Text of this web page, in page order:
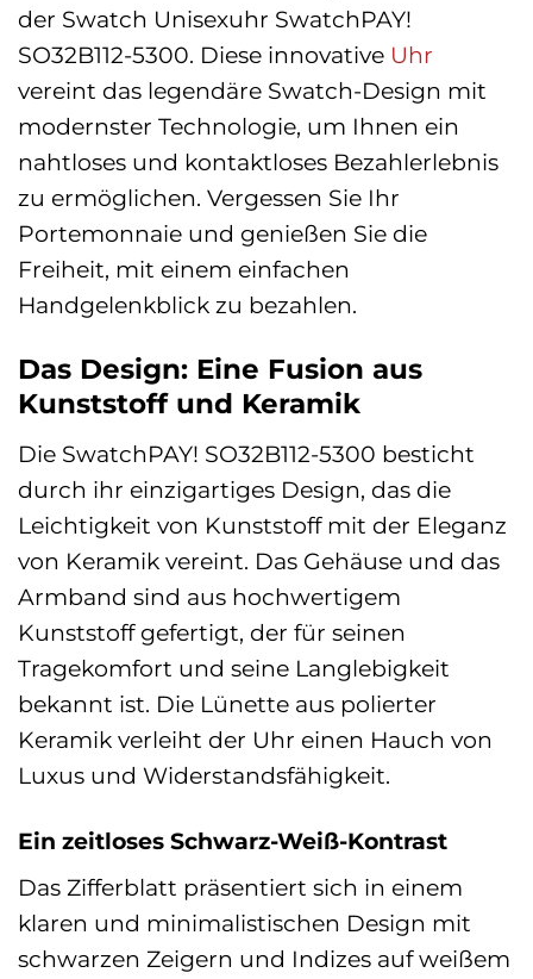
der Swatch Unisexuhr SwatchPAY!
SO32B112-5300. Diese innovative Uhr
vereint das legendäre Swatch-Design mit
modernster Technologie, um Ihnen ein
nahtloses und kontaktloses Bezahlerlebnis
zu ermöglichen. Vergessen Sie Ihr
Portemonnaie und genießen Sie die
Freiheit, mit einem einfachen
Handgelenkblick zu bezahlen.
Das Design: Eine Fusion aus
Kunststoff und Keramik
Die SwatchPAY! SO32B112-5300 besticht
durch ihr einzigartiges Design, das die
Leichtigkeit von Kunststoff mit der Eleganz
von Keramik vereint. Das Gehäuse und das
Armband sind aus hochwertigem
Kunststoff gefertigt, der für seinen
Tragekomfort und seine Langlebigkeit
bekannt ist. Die Lünette aus polierter
Keramik verleiht der Uhr einen Hauch von
Luxus und Widerstandsfähigkeit.
Ein zeitloses Schwarz-Weiß-Kontrast
Das Zifferblatt präsentiert sich in einem
klaren und minimalistischen Design mit
schwarzen Zeigern und Indizes auf weißem